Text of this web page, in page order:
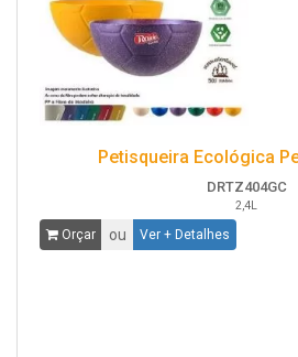
Petisqueira Ecológica
DRTZ404GC
2,4L
Orçar ou Ver + Detalhes